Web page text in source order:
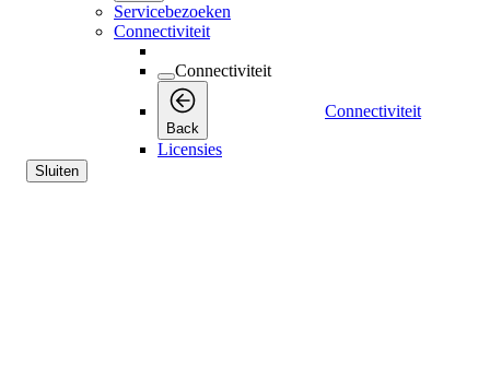
Servicebezoeken
Connectiviteit
Connectiviteit
Back
Connectiviteit
Licensies
Sluiten